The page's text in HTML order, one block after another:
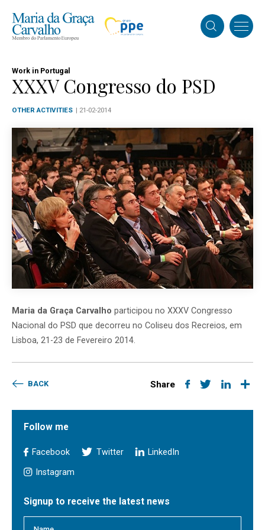
Work in Portugal
XXXV Congresso do PSD
OTHER ACTIVITIES | 21-02-2014
Maria da Graça Carvalho participou no XXXV Congresso
Nacional do PSD que decorreu no Coliseu dos Recreios, em
Lisboa, 21-23 de Fevereiro 2014.
BACK Share
Follow me
Facebook Twitter LinkedIn
Instagram
Signup to receive the latest news